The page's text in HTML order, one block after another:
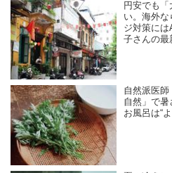
円安でも
い。海外な
ジ対策には
子さんの最
自然派医師
自然」で
お風呂は“